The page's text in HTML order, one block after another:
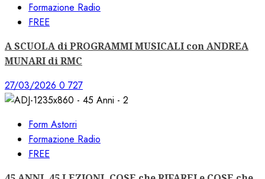
Formazione Radio
FREE
A SCUOLA di PROGRAMMI MUSICALI con ANDREA
MUNARI di RMC
27/03/2026 0 727
Form Astorri
Formazione Radio
FREE